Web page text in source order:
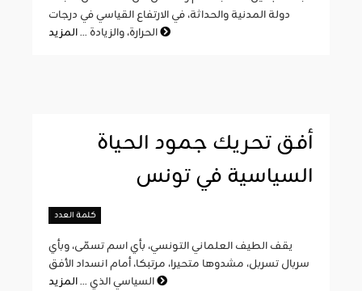
دولة المدنية والحداثة، في الارتفاع القياسي في درجات
الحرارة، والزيادة ...
أفق تحريك جمود الحياة
السياسية في تونس
كلمة العدد
يقف الطيف العلماني التونسي، بأي اسم تسمّى، وبأي
سربال تسربل، مشدوها متحيرا، مرتبكا، أمام انسداد الأفق
السياسي الذي ...